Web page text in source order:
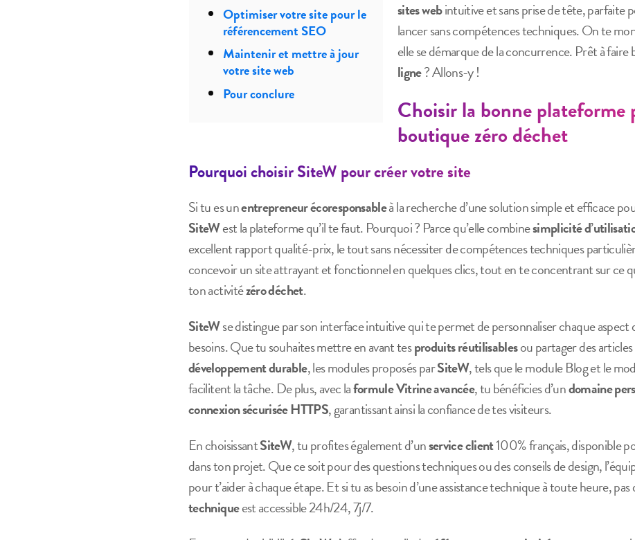
Optimiser votre site pour le
référencement SEO
Maintenir et mettre à jour
votre site web
Pour conclure
sites webintuitive et sans prise de tête, parfaite
lancer sans compétences techniques. On te
elle se démarque de la concurrence. Prêt à faire
ligne? Allons-y !
Choisir la bonne plateforme
boutique zéro déchet
Pourquoi choisir SiteW pour créer votre site
Si tu es unentrepreneur écoresponsableà la recherche d’une solution simple et efficace
SiteWest la plateforme qu’il te faut. Pourquoi ? Parce qu’elle combinesimplicité
excellent rapport qualité-prix, le tout sans nécessiter de compétences techniques
concevoir un site attrayant et fonctionnel en quelques clics, tout en te concentrant sur ce
ton activitézéro déchet.
SiteWse distingue par son interface intuitive qui te permet de personnaliser chaque aspect
besoins. Que tu souhaites mettre en avant tesproduits réutilisablesou partager des
développement durable, les modules proposés parSiteW, tels que le module Blog et le
facilitent la tâche. De plus, avec laformule Vitrine avancée, tu bénéficies d’undomaine
connexion sécurisée HTTPS, garantissant ainsi la confiance de tes visiteurs.
En choisissantSiteW, tu profites également d’unservice client100% français, disponible
dans ton projet. Que ce soit pour des questions techniques ou des conseils de design,
pour t’aider à chaque étape. Et si tu as besoin d’une assistance technique à toute heure, pas
techniqueest accessible 24h/24, 7j/7.